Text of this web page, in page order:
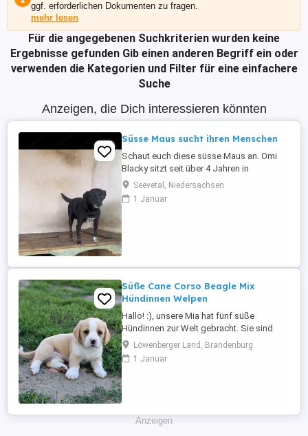
ggf. erforderlichen Dokumenten zu fragen.
mehr lesen
Für die angegebenen Suchkriterien wurden keine
Ergebnisse gefunden Gib einen anderen Begriff ein oder
verwenden die Kategorien und Filter für eine einfachere
Suche
Anzeigen, die Dich interessieren könnten
Süsse Maus sucht ihren Menschen
Schaut euch diese süsse Maus an. Omi
Blacky sitzt seit über 4 Jahren in
Rumänien in einer Tötungstation. Ihr Blick,
sie sucht, sehnsucht nach Liebe und
einem schönen Zuhause . Sie wünscht
Seevetal, Niedersachsen
1 Januar
Süße Cane Corso Beagle Mix
Hündinnen Welpen
Hallo! :), unsere Mia hat fünf süße
Hündinnen zur Welt gebracht. Sie sind
gesund und top fit. Es ist eine Mischung
aus Cane Corso und Beagle, diese
verspricht lebhafte, intelligente und
menschenbezogen ...
Löwenberger Land, Brandenburg
1 Januar
Anzeigen